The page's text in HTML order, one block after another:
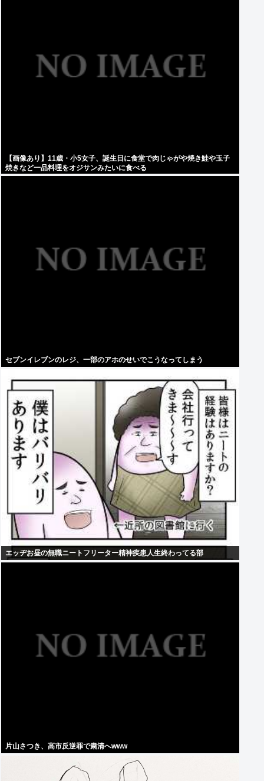
【画像あり】11歳・小5女子、誕生日に食堂で肉じゃがや焼き鮭や玉子
焼きなど一品料理をオジサンみたいに食べる
セブンイレブンのレジ、一部のアホのせいでこうなってしまう
エッヂお昼の無職ニートフリーター精神疾患人生終わってる部
片山さつき、高市反逆罪で粛清へwww